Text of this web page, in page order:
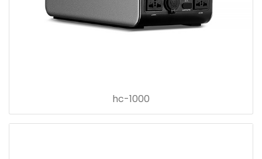
hc-1000